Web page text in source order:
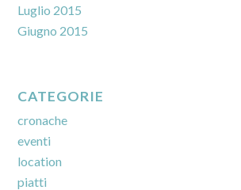
Luglio 2015
Giugno 2015
CATEGORIE
cronache
eventi
location
piatti